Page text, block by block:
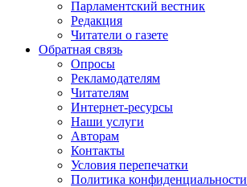
Парламентский вестник
Редакция
Читатели о газете
Обратная связь
Опросы
Рекламодателям
Читателям
Интернет-ресурсы
Наши услуги
Авторам
Контакты
Условия перепечатки
Политика конфиденциальности